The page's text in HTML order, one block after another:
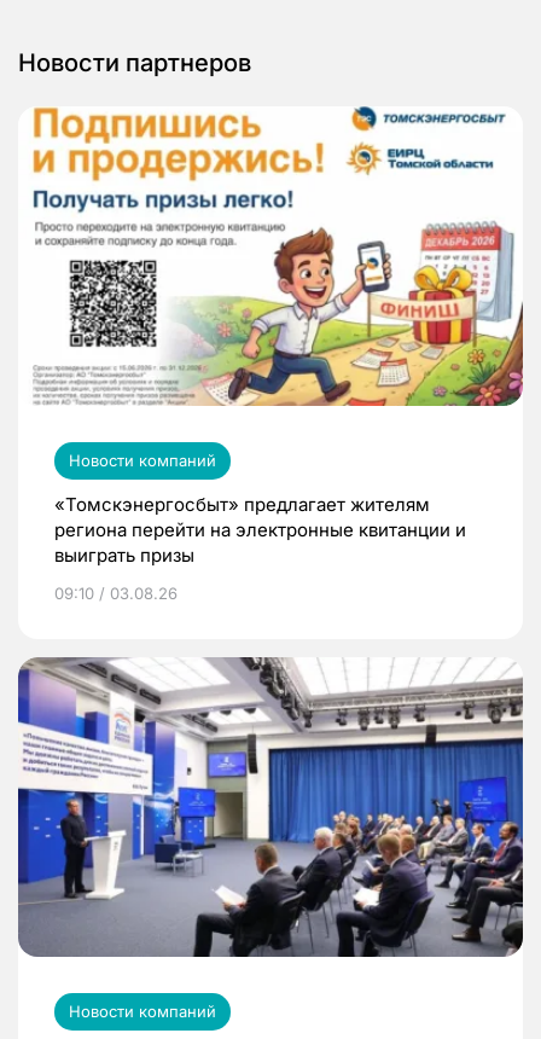
Новости партнеров
Новости компаний
«Томскэнергосбыт» предлагает жителям
региона перейти на электронные квитанции и
выиграть призы
09:10 / 03.08.26
Новости компаний